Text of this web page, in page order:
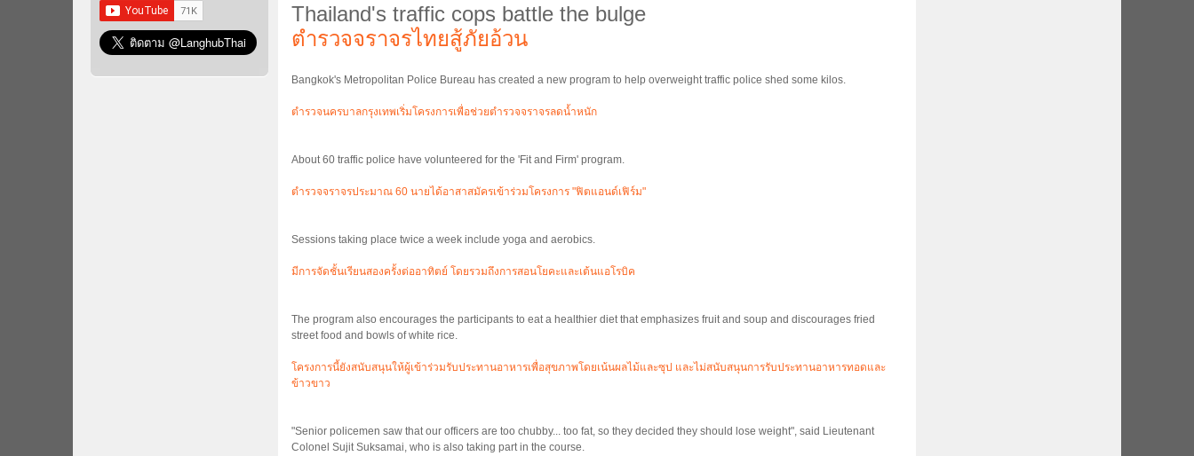
Thailand's traffic cops battle the bulge
ตำรวจจราจรไทยสู้ภัยอ้วน
Bangkok's Metropolitan Police Bureau has created a new program to help overweight traffic police shed some kilos.
ตำรวจนครบาลกรุงเทพเริ่มโครงการเพื่อช่วยตำรวจจราจรลดน้ำหนัก
About 60 traffic police have volunteered for the 'Fit and Firm' program.
ตำรวจจราจรประมาณ 60 นายได้อาสาสมัครเข้าร่วมโครงการ "ฟิตแอนด์เฟิร์ม"
Sessions taking place twice a week include yoga and aerobics.
มีการจัดชั้นเรียนสองครั้งต่ออาทิตย์ โดยรวมถึงการสอนโยคะและเต้นแอโรบิค
The program also encourages the participants to eat a healthier diet that emphasizes fruit and soup and discourages fried
street food and bowls of white rice.
โครงการนี้ยังสนับสนุนให้ผู้เข้าร่วมรับประทานอาหารเพื่อสุขภาพโดยเน้นผลไม้และซุป และไม่สนับสนุนการรับประทานอาหารทอดและ
ข้าวขาว
"Senior policemen saw that our officers are too chubby... too fat, so they decided they should lose weight", said Lieutenant
Colonel Sujit Suksamai, who is also taking part in the course.